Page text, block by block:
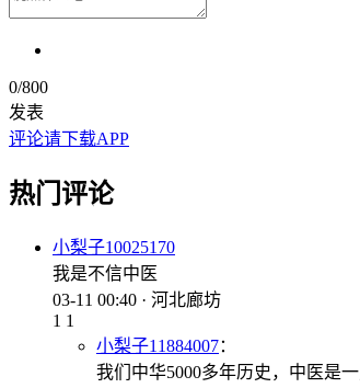
0/800
发表
评论请下载APP
热门评论
小梨子10025170
我是不信中医
03-11 00:40 · 河北廊坊
1 1
小梨子11884007：
我们中华5000多年历史，中医是